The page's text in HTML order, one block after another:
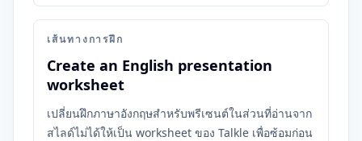
เส้นทางการฝึก
Create an English presentation
worksheet
เปลี่ยนฝึกภาษาอังกฤษสำหรับพรีเซนต์ในส่วนที่อ่านจาก
สไลด์ไม่ได้ให้เป็น worksheet ของ Talkle เพื่อซ้อมก่อน